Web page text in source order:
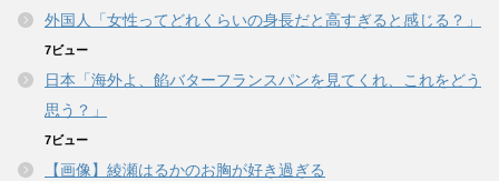
外国人「女性ってどれくらいの身長だと高すぎると感じる？」
7ビュー
日本「海外よ、餡バターフランスパンを見てくれ、これをどう
思う？」
7ビュー
【画像】綾瀬はるかのお胸が好き過ぎる